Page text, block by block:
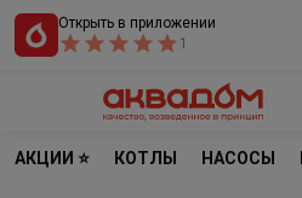
Открыть в приложении
1
АКЦИИ ⭐ КОТЛЫ НАСОСЫ